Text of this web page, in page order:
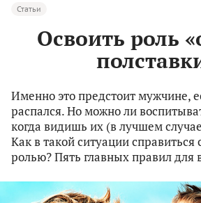
Статьи
Освоить роль
Именно это предстоит мужчине,
распался. Но можно ли
когда видишь их (в лучшем
Как в такой ситуации справиться
ролью? Пять главных правил для